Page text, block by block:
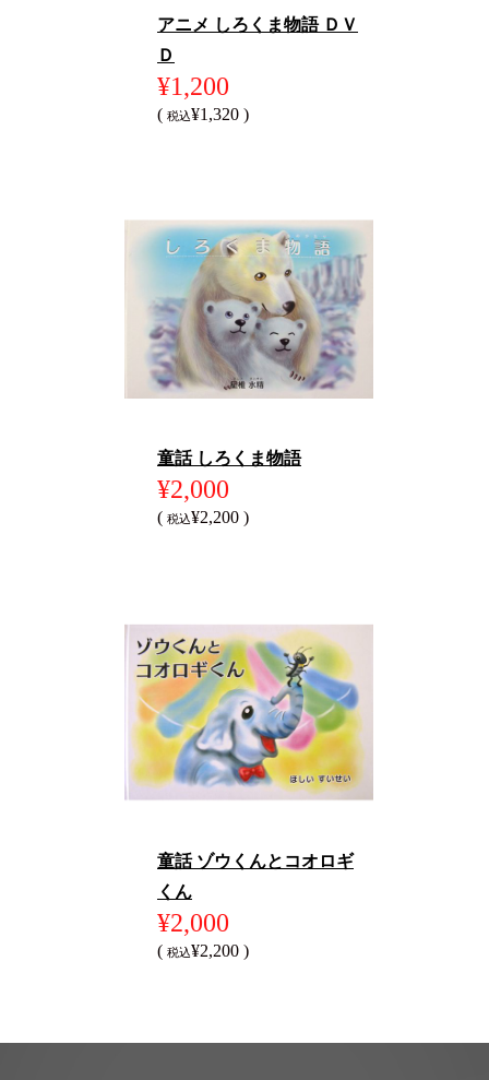
アニメ しろくま物語 ＤＶ
Ｄ
¥1,200
( 税込¥1,320 )
童話 しろくま物語
¥2,000
( 税込¥2,200 )
童話 ゾウくんとコオロギ
くん
¥2,000
( 税込¥2,200 )